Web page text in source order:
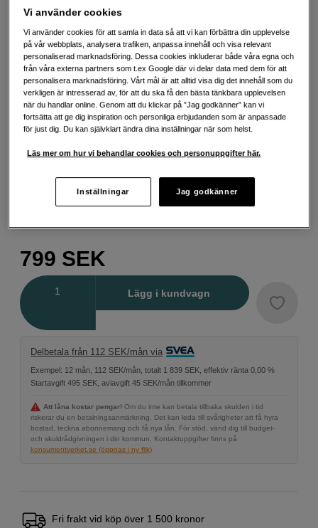
Cyan Foto black
Ljus cyan Ljus ljus svart Ljus magenta
Ljus svart Magenta
799 SEK
Lägg i kundvagn
Delbetala från 112 SEK/mån via
Exempel: 12 mån, 112 SEK/mån, totalt 1 839 SEK, effektiv ränta 0,00 %
Startavgift 495 SEK, aviavgift 45 SEK/mån tillkommer
Att låna kostar pengar! Om du inte kan betala tillbaka skulden i tid
riskerar du en betalningsanmärkning. Det kan leda till svårigheter att få hyra
bostad, teckna abonnemang och få nya lån. För stöd, vänd dig till budget-
och skuldrådgivningen i din kommun. Kontaktuppgifter finns på
konsumentverket.se (öppnas i ny flik)
Fri frakt vid köp över 1 500 kronor
Vi använder cookies
Vi använder cookies för att samla in data så att vi kan förbättra din upplevelse
på vår webbplats, analysera trafiken, anpassa innehåll och visa relevant
personaliserad marknadsföring. Dessa cookies inkluderar både våra egna och
från våra externa partners som t.ex Google där vi delar data med dem för att
personalisera marknadsföring. Vårt mål är att alltid visa dig det innehåll som du
verkligen är intresserad av, för att du ska få den bästa tänkbara upplevelsen
när du handlar online. Genom att du klickar på ”Jag godkänner” kan vi
fortsätta att ge dig inspiration och personliga erbjudanden som är anpassade
för just dig. Du kan självklart ändra dina inställningar när som helst.
Läs mer om hur vi behandlar cookies och personuppgifter här.
Inställningar Jag godkänner